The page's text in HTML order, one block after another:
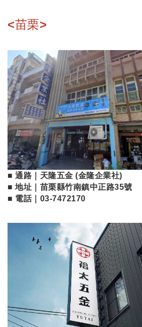
<苗栗>
■ 通路｜天隆五金 (金隆企業社)
■ 地址｜苗栗縣竹南鎮中正路35號
■ 電話｜03-7472170